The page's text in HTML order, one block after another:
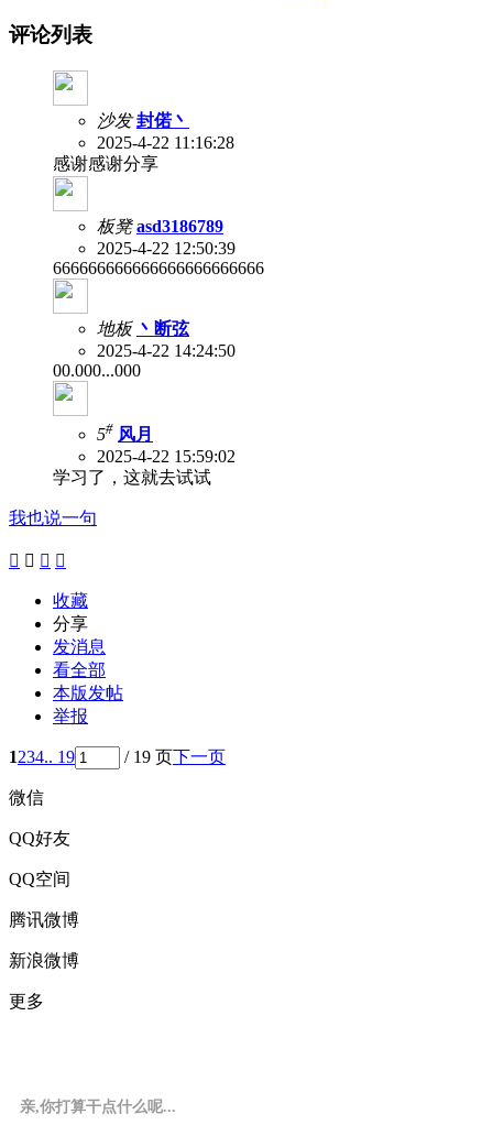
评论列表
沙发 封偌丶
2025-4-22 11:16:28
感谢感谢分享
板凳 asd3186789
2025-4-22 12:50:39
666666666666666666666666
地板 丶断弦
2025-4-22 14:24:50
00.000...000
5# 风月
2025-4-22 15:59:02
学习了，这就去试试
我也说一句
   
收藏
分享
发消息
看全部
本版发帖
举报
1234.. 19 / 19 页下一页
微信
QQ好友
QQ空间
腾讯微博
新浪微博
更多
亲,你打算干点什么呢...